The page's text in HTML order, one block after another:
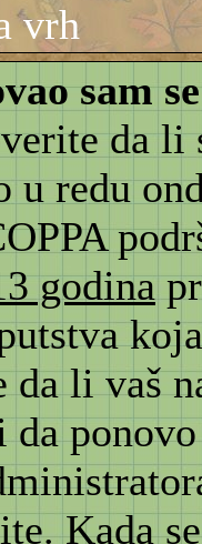
vrh
sam
da
u redu
godina
da li vaš
da
Kada